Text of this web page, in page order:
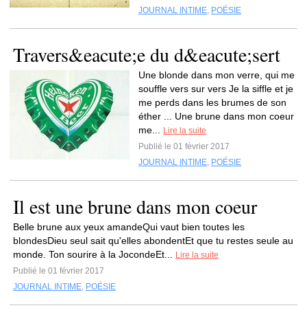
JOURNAL INTIME, POÉSIE
Travers&eacute;e du d&eacute;sert
Une blonde dans mon verre, qui me
souffle vers sur vers Je la siffle et je
me perds dans les brumes de son
éther ... Une brune dans mon coeur
me...
Lire la suite
Publié le 01 février 2017
JOURNAL INTIME, POÉSIE
Il est une brune dans mon coeur
Belle brune aux yeux amandeQui vaut bien toutes les
blondesDieu seul sait qu'elles abondentEt que tu restes seule au
monde. Ton sourire à la JocondeEt...
Lire la suite
Publié le 01 février 2017
JOURNAL INTIME, POÉSIE